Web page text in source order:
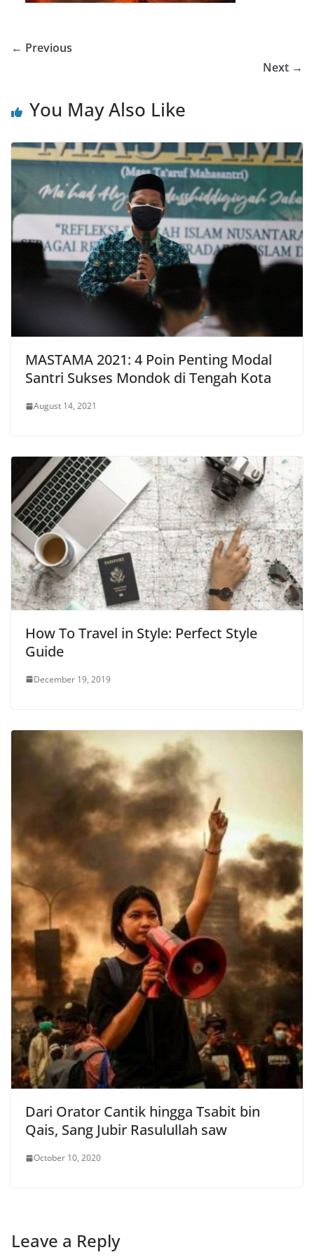
← Previous
Next →
You May Also Like
MASTAMA 2021: 4 Poin Penting Modal
Santri Sukses Mondok di Tengah Kota
August 14, 2021
How To Travel in Style: Perfect Style
Guide
December 19, 2019
Dari Orator Cantik hingga Tsabit bin
Qais, Sang Jubir Rasulullah saw
October 10, 2020
Leave a Reply